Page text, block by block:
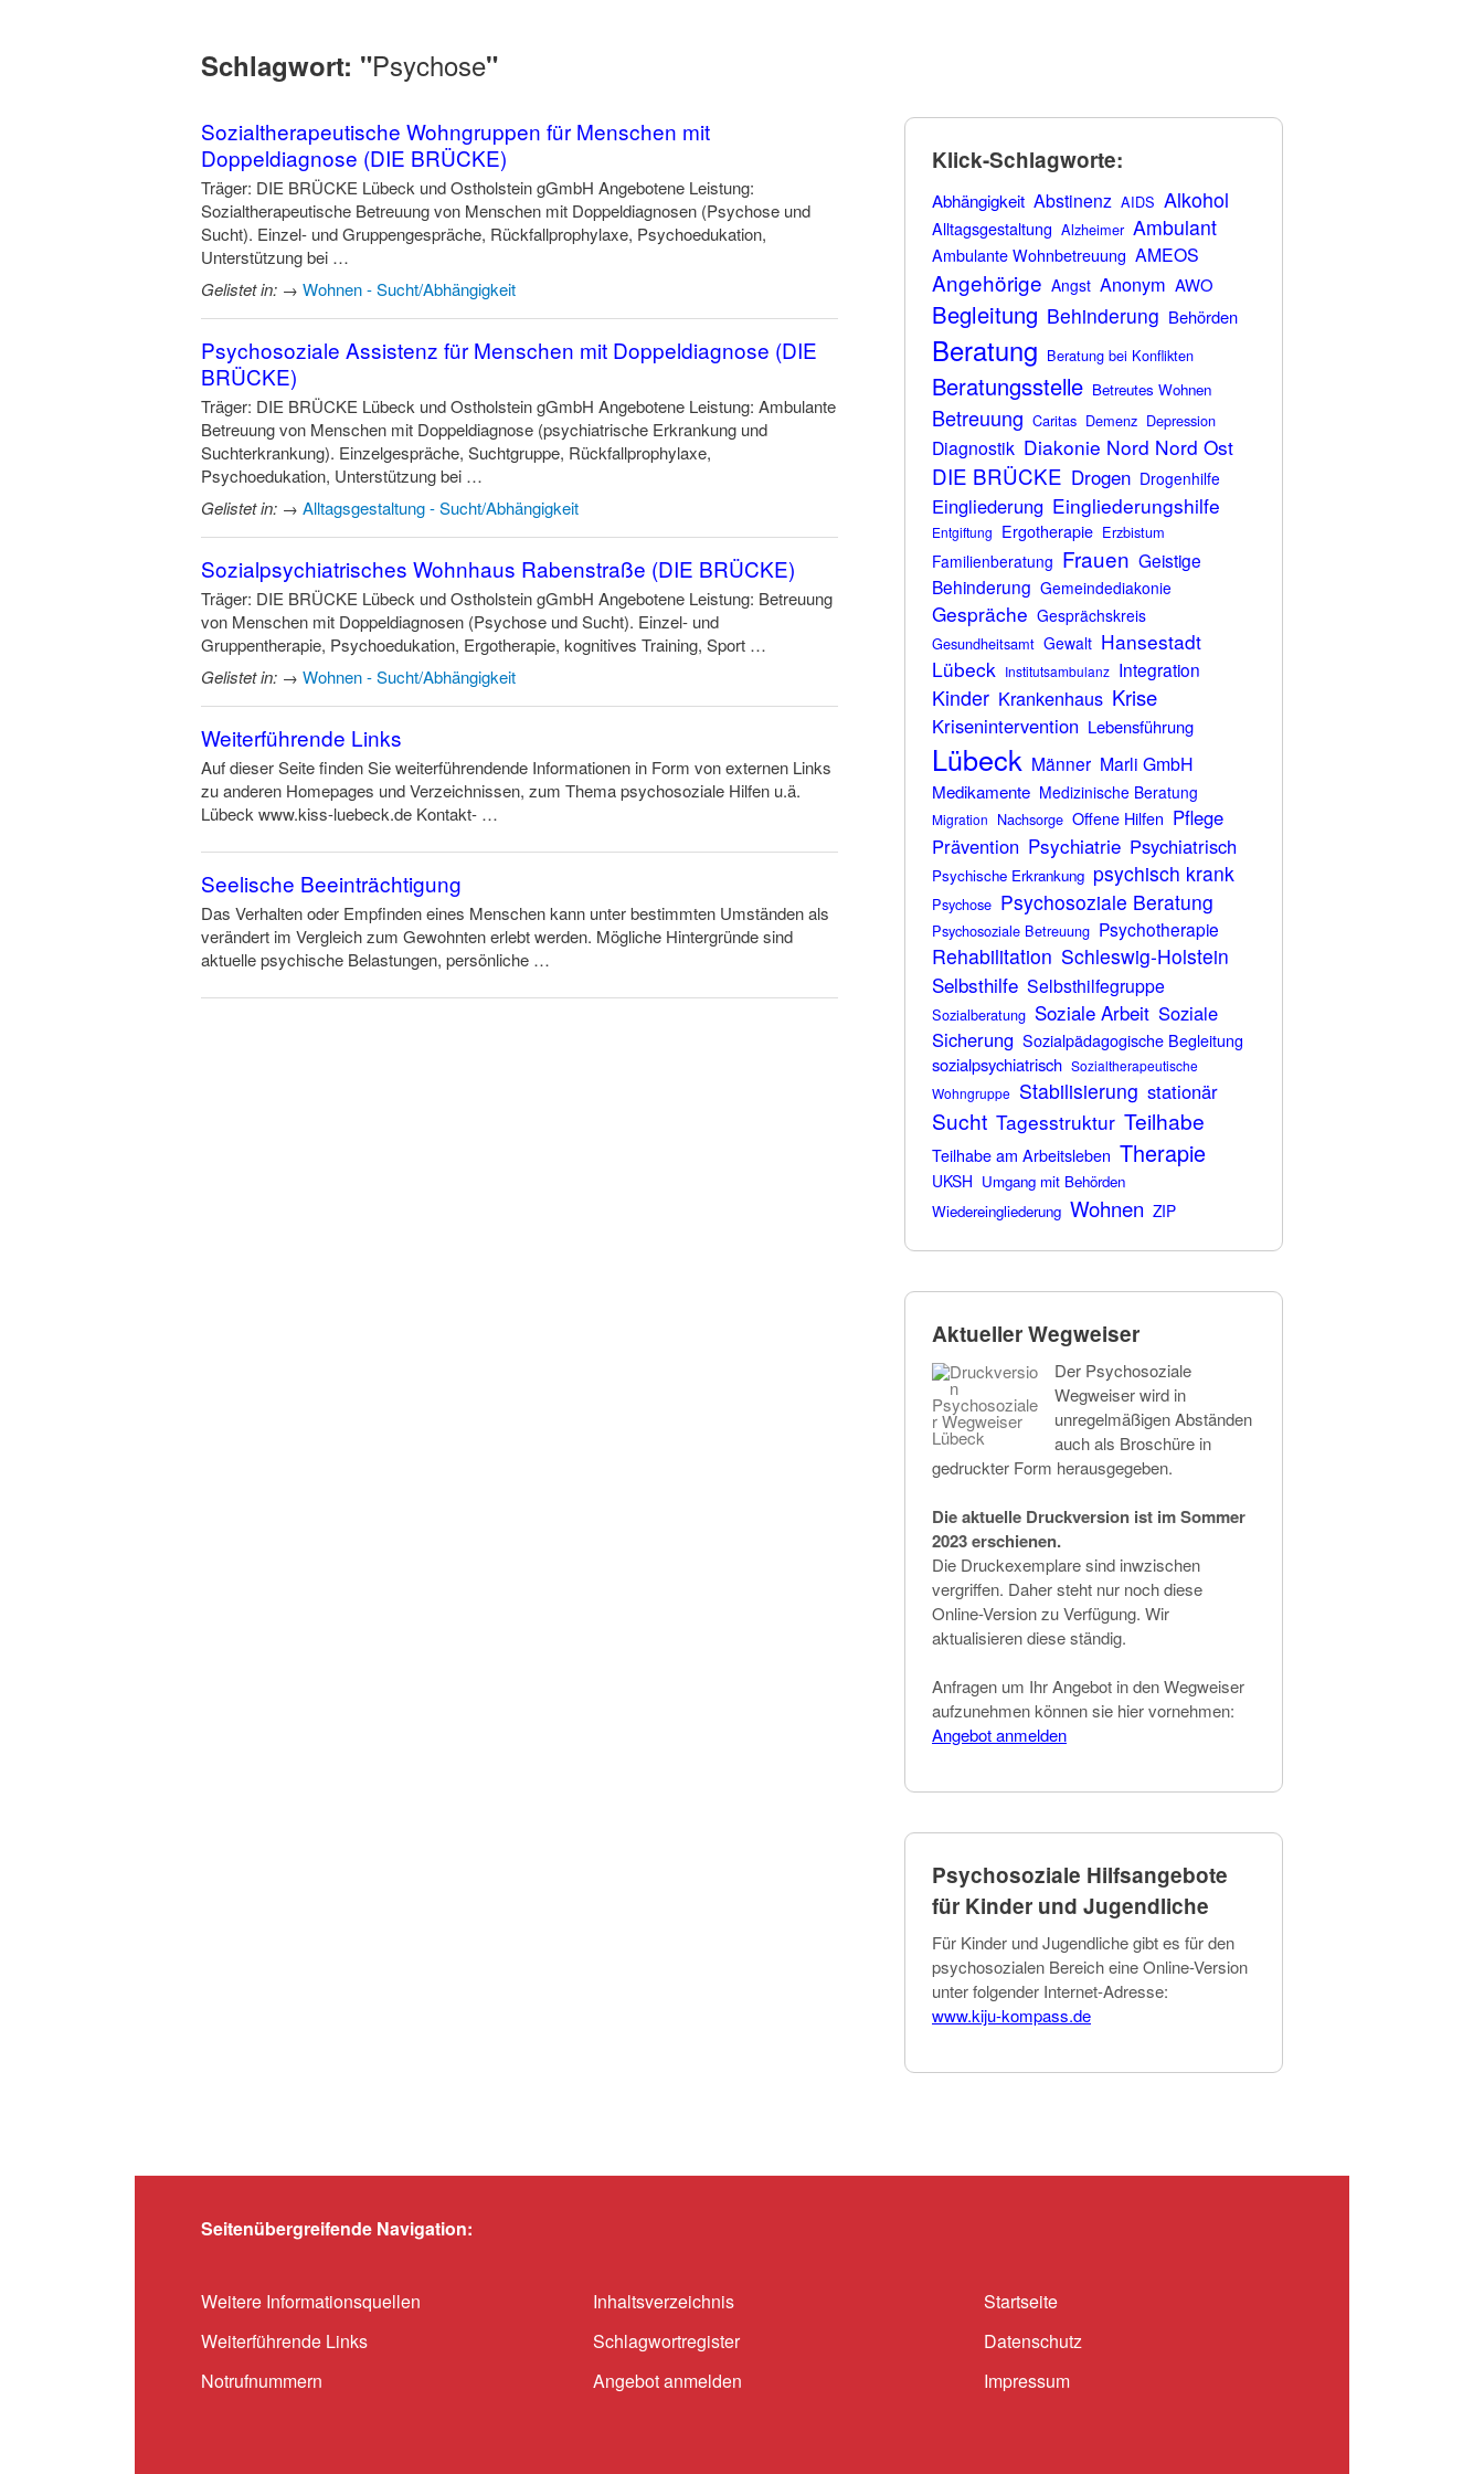
Schlagwort: "Psychose"
Sozialtherapeutische Wohngruppen für Menschen mit
Doppeldiagnose (DIE BRÜCKE)
Träger: DIE BRÜCKE Lübeck und Ostholstein gGmbH Angebotene Leistung:
Sozialtherapeutische Betreuung von Menschen mit Doppeldiagnosen (Psychose und
Sucht). Einzel- und Gruppengespräche, Rückfallprophylaxe, Psychoedukation,
Unterstützung bei …
Gelistet in: → Wohnen - Sucht/Abhängigkeit
Psychosoziale Assistenz für Menschen mit Doppeldiagnose (DIE
BRÜCKE)
Träger: DIE BRÜCKE Lübeck und Ostholstein gGmbH Angebotene Leistung: Ambulante
Betreuung von Menschen mit Doppeldiagnose (psychiatrische Erkrankung und
Suchterkrankung). Einzelgespräche, Suchtgruppe, Rückfallprophylaxe,
Psychoedukation, Unterstützung bei …
Gelistet in: → Alltagsgestaltung - Sucht/Abhängigkeit
Sozialpsychiatrisches Wohnhaus Rabenstraße (DIE BRÜCKE)
Träger: DIE BRÜCKE Lübeck und Ostholstein gGmbH Angebotene Leistung: Betreuung
von Menschen mit Doppeldiagnosen (Psychose und Sucht). Einzel- und
Gruppentherapie, Psychoedukation, Ergotherapie, kognitives Training, Sport …
Gelistet in: → Wohnen - Sucht/Abhängigkeit
Weiterführende Links
Auf dieser Seite finden Sie weiterführendende Informationen in Form von externen Links
zu anderen Homepages und Verzeichnissen, zum Thema psychosoziale Hilfen u.ä.
Lübeck www.kiss-luebeck.de Kontakt- …
Seelische Beeinträchtigung
Das Verhalten oder Empfinden eines Menschen kann unter bestimmten Umständen als
verändert im Vergleich zum Gewohnten erlebt werden. Mögliche Hintergründe sind
aktuelle psychische Belastungen, persönliche …
Klick-Schlagworte:
Abhängigkeit Abstinenz AIDS Alkohol
Alltagsgestaltung Alzheimer Ambulant
Ambulante Wohnbetreuung AMEOS
Angehörige Angst Anonym AWO
Begleitung Behinderung Behörden
Beratung Beratung bei Konflikten
Beratungsstelle Betreutes Wohnen
Betreuung Caritas Demenz Depression
Diagnostik Diakonie Nord Nord Ost
DIE BRÜCKE Drogen Drogenhilfe
Eingliederung Eingliederungshilfe
Entgiftung Ergotherapie Erzbistum
Familienberatung Frauen Geistige
Behinderung Gemeindediakonie
Gespräche Gesprächskreis
Gesundheitsamt Gewalt Hansestadt
Lübeck Institutsambulanz Integration
Kinder Krankenhaus Krise
Krisenintervention Lebensführung
Lübeck Männer Marli GmbH
Medikamente Medizinische Beratung
Migration Nachsorge Offene Hilfen Pflege
Prävention Psychiatrie Psychiatrisch
Psychische Erkrankung psychisch krank
Psychose Psychosoziale Beratung
Psychosoziale Betreuung Psychotherapie
Rehabilitation Schleswig-Holstein
Selbsthilfe Selbsthilfegruppe
Sozialberatung Soziale Arbeit Soziale
Sicherung Sozialpädagogische Begleitung
sozialpsychiatrisch Sozialtherapeutische
Wohngruppe Stabilisierung stationär
Sucht Tagesstruktur Teilhabe
Teilhabe am Arbeitsleben Therapie
UKSH Umgang mit Behörden
Wiedereingliederung Wohnen ZIP
Aktueller Wegweiser
Der Psychosoziale
Wegweiser wird in
unregelmäßigen Abständen
auch als Broschüre in
gedruckter Form herausgegeben.
Die aktuelle Druckversion ist im Sommer
2023 erschienen.
Die Druckexemplare sind inwzischen
vergriffen. Daher steht nur noch diese
Online-Version zu Verfügung. Wir
aktualisieren diese ständig.
Anfragen um Ihr Angebot in den Wegweiser
aufzunehmen können sie hier vornehmen:
Angebot anmelden
Psychosoziale Hilfsangebote
für Kinder und Jugendliche
Für Kinder und Jugendliche gibt es für den
psychosozialen Bereich eine Online-Version
unter folgender Internet-Adresse:
www.kiju-kompass.de
Seitenübergreifende Navigation:
Weitere Informationsquellen
Weiterführende Links
Notrufnummern
Inhaltsverzeichnis
Schlagwortregister
Angebot anmelden
Startseite
Datenschutz
Impressum